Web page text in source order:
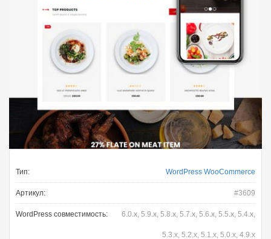
Тип: WordPress WooCommerce
Артикул: #3609
WordPress совместимость: 6.0.x, 5.9.x, 5.8.x, 5.7.x, 5.6.x, 5.5.x, 5.4.x,
5.3.x, 5.2.x, 5.1.x, 5.0.x, 4.9.x